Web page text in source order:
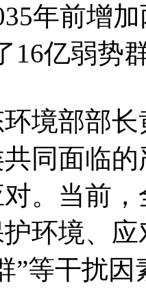
年前增
16亿弱势
部部长
同面临
。当前
环境、
”等干扰